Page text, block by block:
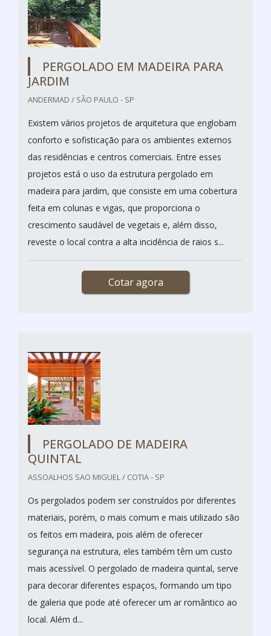
PERGOLADO EM MADEIRA PARA
JARDIM
ANDERMAD / SÃO PAULO - SP
Existem vários projetos de arquitetura que englobam
conforto e sofisticação para os ambientes externos
das residências e centros comerciais. Entre esses
projetos está o uso da estrutura pergolado em
madeira para jardim, que consiste em uma cobertura
feita em colunas e vigas, que proporciona o
crescimento saudável de vegetais e, além disso,
reveste o local contra a alta incidência de raios s...
Cotar agora
PERGOLADO DE MADEIRA
QUINTAL
ASSOALHOS SAO MIGUEL / COTIA - SP
Os pergolados podem ser construídos por diferentes
materiais, porém, o mais comum e mais utilizado são
os feitos em madeira, pois além de oferecer
segurança na estrutura, eles também têm um custo
mais acessível. O pergolado de madeira quintal, serve
para decorar diferentes espaços, formando um tipo
de galeria que pode até oferecer um ar romântico ao
local. Além d...